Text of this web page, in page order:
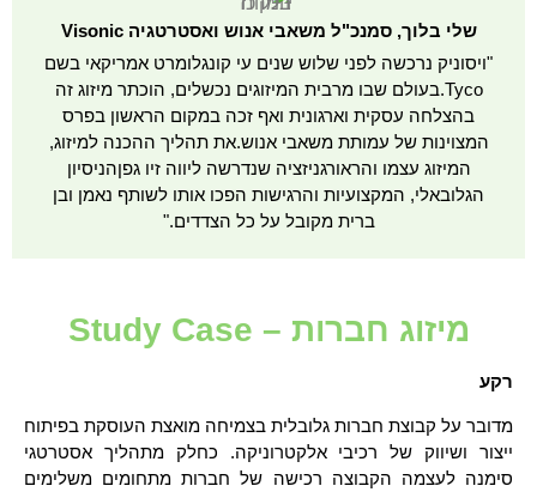
שלי בלוך, סמנכ"ל משאבי אנוש ואסטרטגיה Visonic
"ויסוניק נרכשה לפני שלוש שנים עי קונגלומרט אמריקאי בשם
Tyco.בעולם שבו מרבית המיזוגים נכשלים, הוכתר מיזוג זה
בהצלחה עסקית וארגונית ואף זכה במקום הראשון בפרס
המצוינות של עמותת משאבי אנוש.את תהליך ההכנה למיזוג,
המיזוג עצמו והראורגניזציה שנדרשה ליווה זיו גפןהניסיון
הגלובאלי, המקצועיות והרגישות הפכו אותו לשותף נאמן ובן
ברית מקובל על כל הצדדים."
מיזוג חברות – Study Case
רקע
מדובר על קבוצת חברות גלובלית בצמיחה מואצת העוסקת בפיתוח
ייצור ושיווק של רכיבי אלקטרוניקה. כחלק מתהליך אסטרטגי
סימנה לעצמה הקבוצה רכישה של חברות מתחומים משלימים